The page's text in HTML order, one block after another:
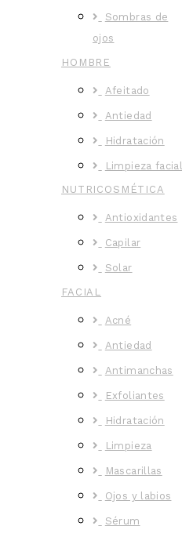
Sombras de
ojos
HOMBRE
Afeitado
Antiedad
Hidratación
Limpieza facial
NUTRICOSMÉTICA
Antioxidantes
Capilar
Solar
FACIAL
Acné
Antiedad
Antimanchas
Exfoliantes
Hidratación
Limpieza
Mascarillas
Ojos y labios
Sérum